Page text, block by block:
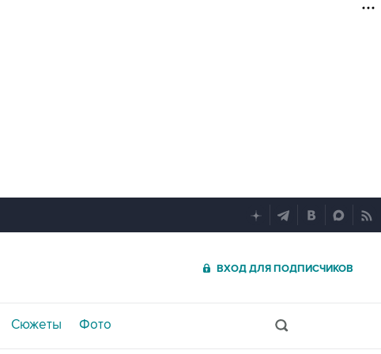
ВХОД ДЛЯ ПОДПИСЧИКОВ
Сюжеты Фото